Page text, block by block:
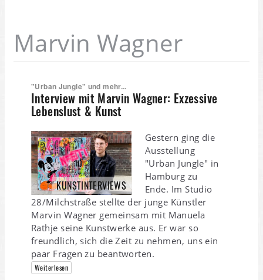
Marvin Wagner
"Urban Jungle" und mehr...
Interview mit Marvin Wagner: Exzessive
Lebenslust & Kunst
KUNSTINTERVIEWS
Gestern ging die
Ausstellung
"Urban Jungle" in
Hamburg zu
Ende. Im Studio
28/Milchstraße stellte der junge Künstler
Marvin Wagner gemeinsam mit Manuela
Rathje seine Kunstwerke aus. Er war so
freundlich, sich die Zeit zu nehmen, uns ein
paar Fragen zu beantworten.
Weiterlesen